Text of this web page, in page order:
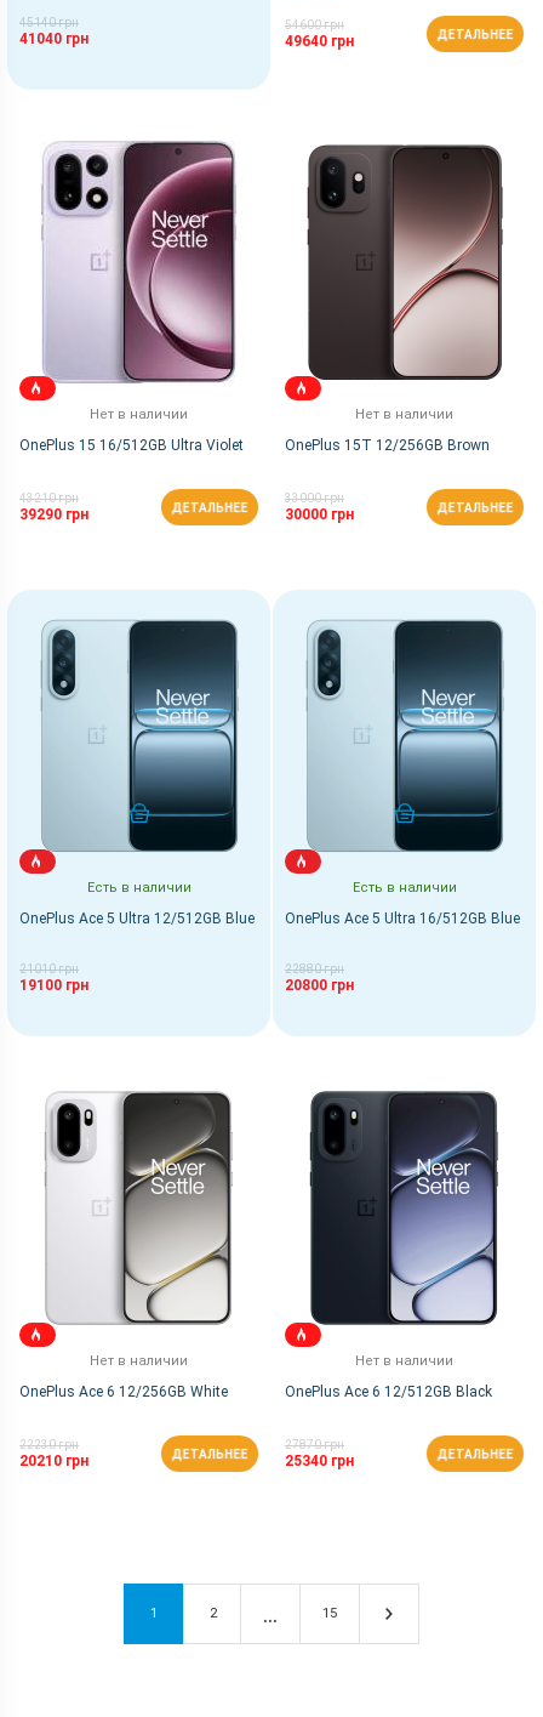
45140 грн
41040 грн
54600 грн
49640 грн ДЕТАЛЬНЕЕ
Нет в наличии
OnePlus 15 16/512GB Ultra Violet
43210 грн
39290 грн ДЕТАЛЬНЕЕ
Нет в наличии
OnePlus 15T 12/256GB Brown
33000 грн
30000 грн ДЕТАЛЬНЕЕ
Есть в наличии
OnePlus Ace 5 Ultra 12/512GB Blue
21010 грн
19100 грн
КУПИТЬ
Есть в наличии
OnePlus Ace 5 Ultra 16/512GB Blue
22880 грн
20800 грн
КУПИТЬ
Нет в наличии
OnePlus Ace 6 12/256GB White
22230 грн
20210 грн ДЕТАЛЬНЕЕ
Нет в наличии
OnePlus Ace 6 12/512GB Black
27870 грн
25340 грн ДЕТАЛЬНЕЕ
1 2 15